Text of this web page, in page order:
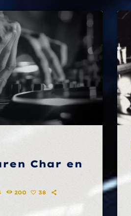
Char en
200 38